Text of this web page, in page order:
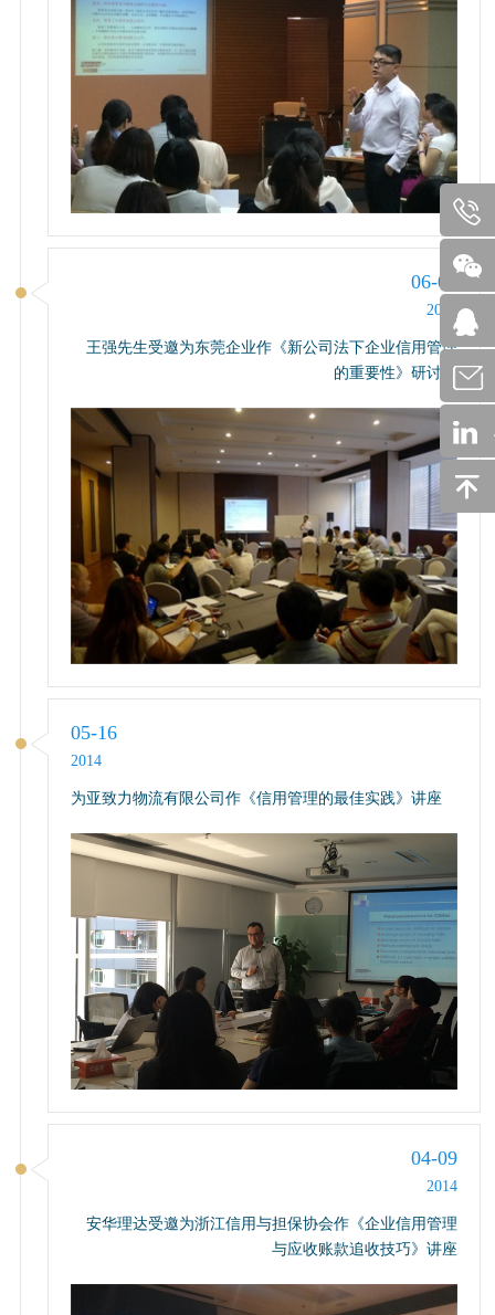
06-09
2014
王强先生受邀为东莞企业作《新公司法下企业信用管理
的重要性》研讨会
05-16
2014
为亚致力物流有限公司作《信用管理的最佳实践》讲座
04-09
2014
安华理达受邀为浙江信用与担保协会作《企业信用管理
与应收账款追收技巧》讲座